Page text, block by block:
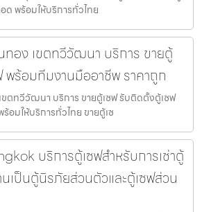
พร้อมให้บริการทั่วไทย
ทอง เขตทวีวัฒนา บริการ ขายตู้
พร้อมทีมงานมืออาชีพ ราคาถูก
ขตทวีวัฒนา บริการ ขายตู้เซฟ รับติดตั้งตู้เซฟ
มให้บริการทั่วไทย ขายตู้เซ
บริการตู้เซฟสำหรับการเช่าตู้
นเป็นตู้นิรภัยส่วนตัวและตู้เซฟส่วน